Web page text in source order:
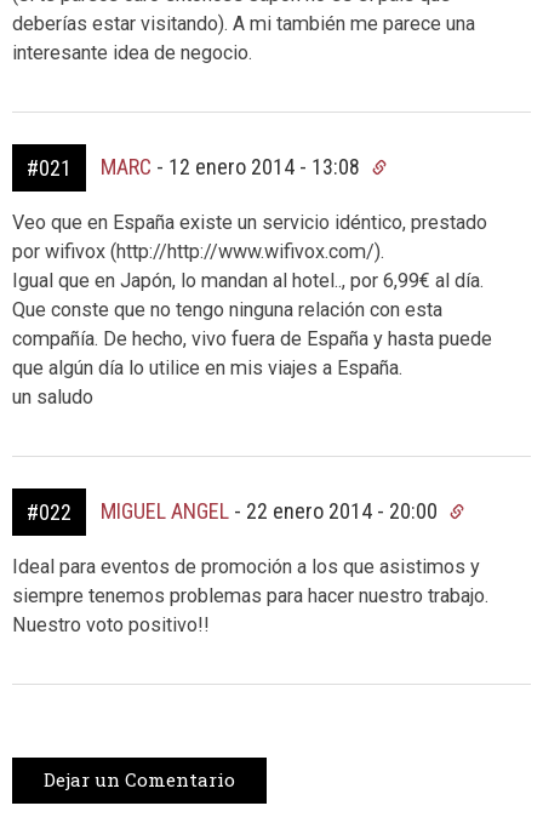
deberías estar visitando). A mi también me parece una
interesante idea de negocio.
#021 MARC - 12 enero 2014 - 13:08
Veo que en España existe un servicio idéntico, prestado
por wifivox (http://http://www.wifivox.com/).
Igual que en Japón, lo mandan al hotel.., por 6,99€ al día.
Que conste que no tengo ninguna relación con esta
compañía. De hecho, vivo fuera de España y hasta puede
que algún día lo utilice en mis viajes a España.
un saludo
#022 MIGUEL ANGEL - 22 enero 2014 - 20:00
Ideal para eventos de promoción a los que asistimos y
siempre tenemos problemas para hacer nuestro trabajo.
Nuestro voto positivo!!
Dejar un Comentario